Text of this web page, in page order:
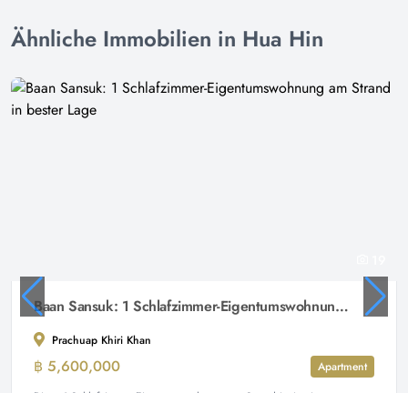
Ähnliche Immobilien in Hua Hin
Baan Sansuk: 1 Schlafzimmer-Eigentumswohnung am Strand in bester Lage
Prachuap Khiri Khan
฿ 5,600,000
Apartment